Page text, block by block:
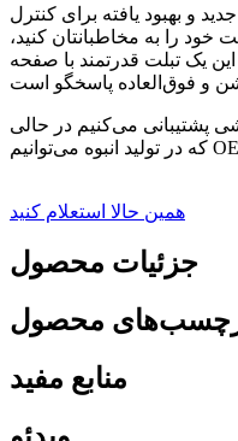
و بهبود یافته برای کنترل
خود را به مخاطبانتان کنید،
یک تبلت قدرتمند با صفحه
پشتیبانی می‌کنیم در حالی
همین حالا استعلام کنید
جزئیات محصول
محصول
منابع مفید